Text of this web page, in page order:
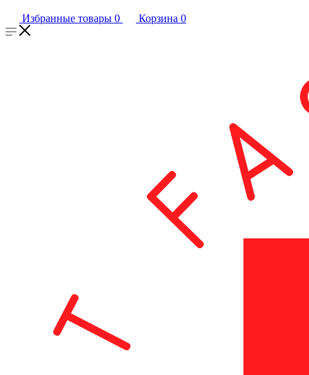
Избранные товары 0 Корзина 0